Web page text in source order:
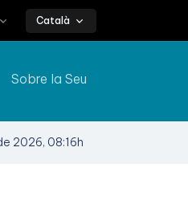
Català
Sobre la Seu
2026, 08:16h